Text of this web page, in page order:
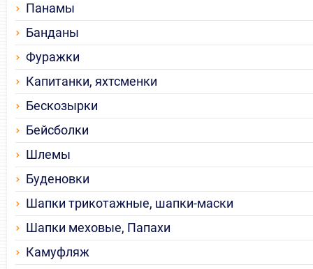
Панамы
Банданы
Фуражки
Капитанки, яхтсменки
Бескозырки
Бейсболки
Шлемы
Буденовки
Шапки трикотажные, шапки-маски
Шапки меховые, Папахи
Камуфляж